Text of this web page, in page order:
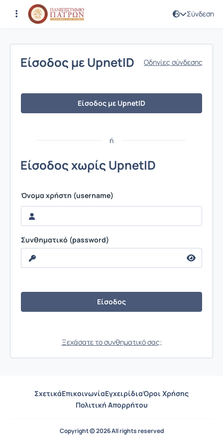
Σύνδεση
Σύνδεση
Είσοδος με UpnetID Οδηγίες σύνδεσης
Είσοδος με UpnetID
ή
Είσοδος χωρίς UpnetID
Όνομα χρήστη (username)
Συνθηματικό (password)
Ξεχάσατε το συνθηματικό σας;
ΣχετικάΕπικοινωνίαΕγχειρίδιαΌροι Χρήσης
Πολιτική Απορρήτου
Copyright © 2026 All rights reserved